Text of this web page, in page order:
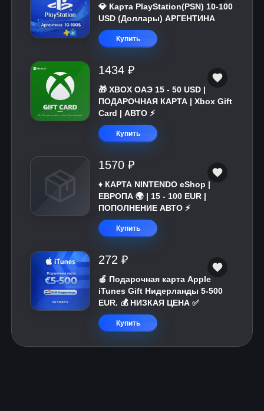
💎 Карта PlayStation(PSN) 10-100
USD (Доллары) АРГЕНТИНА
Купить
1434 ₽
🎁 XBOX ОАЭ 15 - 50 USD |
ПОДАРОЧНАЯ КАРТА | Xbox Gift
Card | АВТО ⚡
Купить
1570 ₽
♦️ КАРТА NINTENDO eShop |
ЕВРОПА 🌍 | 15 - 100 EUR |
ПОПОЛНЕНИЕ АВТО ⚡
Купить
272 ₽
🍎 Подарочная карта Apple
iTunes Gift Нидерланды 5-500
EUR. 💰 НИЗКАЯ ЦЕНА ✅
Купить